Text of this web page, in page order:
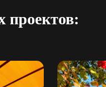
проектов: